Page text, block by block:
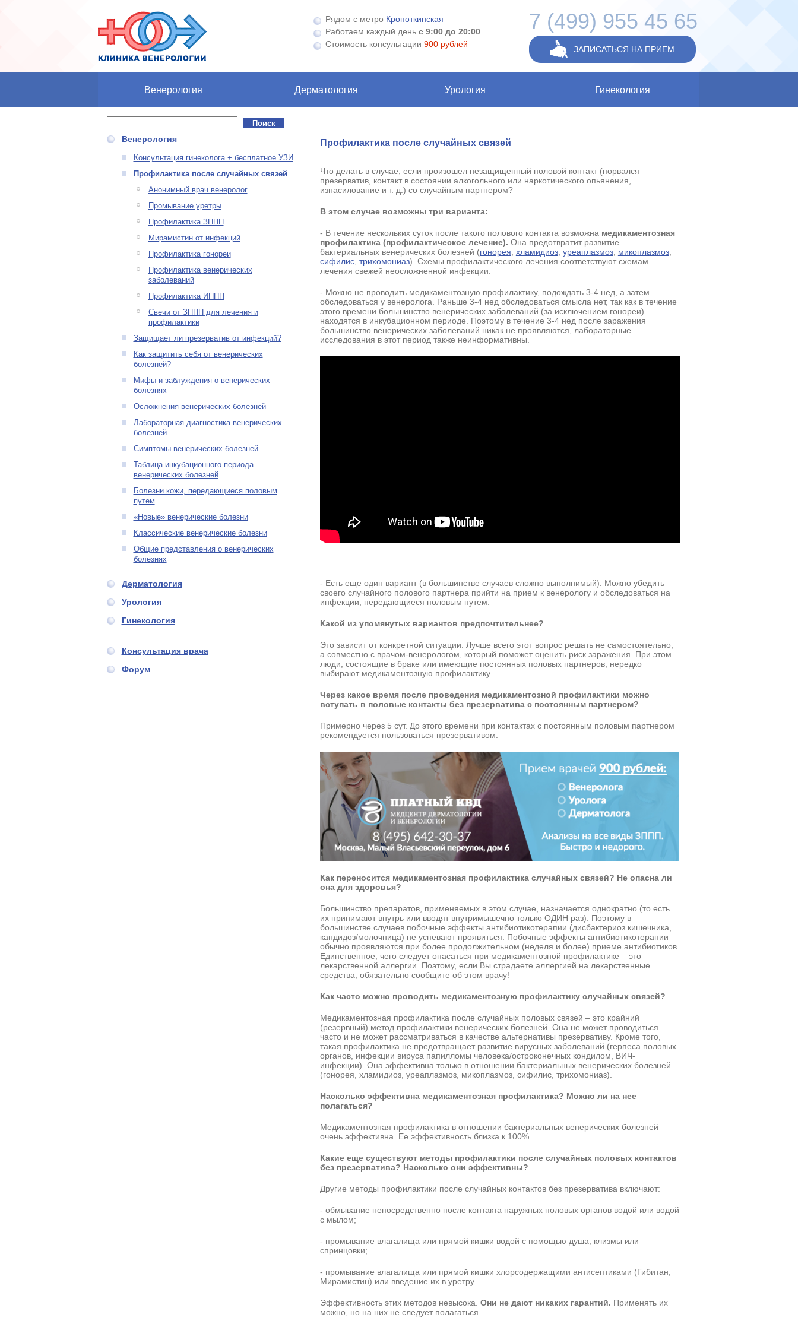
Рядом с метро Кропоткинская
Работаем каждый деньс 9:00 до 20:00
Стоимость консультации900 рублей
7 (499) 955 45 65
ЗАПИСАТЬСЯ НА ПРИЕМ
Венерология Дерматология Урология Гинекология
Форма поиска
Поиск
Венерология
Консультация гинеколога + бесплатное УЗИ
Профилактика после случайных связей
Анонимный врач венеролог
Промывание уретры
Профилактика ЗППП
Мирамистин от инфекций
Профилактика гонореи
Профилактика венерических
заболеваний
Профилактика ИППП
Свечи от ЗППП для лечения и
профилактики
Защищает ли презерватив от инфекций?
Как защитить себя от венерических
болезней?
Мифы и заблуждения о венерических
болезнях
Осложнения венерических болезней
Лабораторная диагностика венерических
болезней
Симптомы венерических болезней
Таблица инкубационного периода
венерических болезней
Болезни кожи, передающиеся половым
путем
«Новые» венерические болезни
Классические венерические болезни
Общие представления о венерических
болезнях
Дерматология
Урология
Гинекология
Консультация врача
Форум
Профилактика после случайных связей
Что делать в случае, если произошел незащищенный половой контакт (порвался
презерватив, контакт в состоянии алкогольного или наркотического опьянения,
изнасилование и т. д.) со случайным партнером?
В этом случае возможны три варианта:
- В течение нескольких суток после такого полового контакта возможна медикаментозная
профилактика (профилактическое лечение). Она предотвратит развитие
бактериальных венерических болезней (гонорея хламидиоз, уреаплазмоз, микоплазмоз,
сифилис, трихомониаз). Схемы профилактического лечения соответствуют схемам
лечения свежей неосложненной инфекции.
- Можно не проводить медикаментозную профилактику, подождать 3-4 нед, а затем
обследоваться у венеролога. Раньше 3-4 нед обследоваться смысла нет, так как в течение
этого времени большинство венерических заболеваний (за исключением гонореи)
находятся в инкубационном периоде. Поэтому в течение 3-4 нед после заражения
большинство венерических заболеваний никак не проявляются, лабораторные
исследования в этот период также неинформативны.
- Есть еще один вариант (в большинстве случаев сложно выполнимый). Можно убедить
своего случайного полового партнера прийти на прием к венерологу и обследоваться на
инфекции, передающиеся половым путем.
Какой из упомянутых вариантов предпочтительнее?
Это зависит от конкретной ситуации. Лучше всего этот вопрос решать не самостоятельно,
а совместно с врачом-венерологом, который поможет оценить риск заражения. При этом
люди, состоящие в браке или имеющие постоянных половых партнеров, нередко
выбирают медикаментозную профилактику.
Через какое время после проведения медикаментозной профилактики можно
вступать в половые контакты без презерватива с постоянным партнером?
Примерно через 5 сут. До этого времени при контактах с постоянным половым партнером
рекомендуется пользоваться презервативом.
Как переносится медикаментозная профилактика случайных связей? Не опасна ли
она для здоровья?
Большинство препаратов, применяемых в этом случае, назначается однократно (то есть
их принимают внутрь или вводят внутримышечно только ОДИН раз). Поэтому в
большинстве случаев побочные эффекты антибиотикотерапии (дисбактериоз кишечника,
кандидоз/молочница) не успевают проявиться. Побочные эффекты антибиотикотерапии
обычно проявляются при более продолжительном (неделя и более) приеме антибиотиков.
Единственное, чего следует опасаться при медикаментозной профилактике – это
лекарственной аллергии. Поэтому, если Вы страдаете аллергией на лекарственные
средства, обязательно сообщите об этом врачу!
Как часто можно проводить медикаментозную профилактику случайных связей?
Медикаментозная профилактика после случайных половых связей – это крайний
(резервный) метод профилактики венерических болезней. Она не может проводиться
часто и не может рассматриваться в качестве альтернативы презервативу. Кроме того,
такая профилактика не предотвращает развитие вирусных заболеваний (герпеса половых
органов, инфекции вируса папилломы человека/остроконечных кондилом, ВИЧ-
инфекции). Она эффективна только в отношении бактериальных венерических болезней
(гонорея, хламидиоз, уреаплазмоз, микоплазмоз, сифилис, трихомониаз).
Насколько эффективна медикаментозная профилактика? Можно ли на нее
полагаться?
Медикаментозная профилактика в отношении бактериальных венерических болезней
очень эффективна. Ее эффективность близка к 100%.
Какие еще существуют методы профилактики после случайных половых контактов
без презерватива? Насколько они эффективны?
Другие методы профилактики после случайных контактов без презерватива включают:
- обмывание непосредственно после контакта наружных половых органов водой или водой
с мылом;
- промывание влагалища или прямой кишки водой с помощью душа, клизмы или
спринцовки;
- промывание влагалища или прямой кишки хлорсодержащими антисептиками (Гибитан,
Мирамистин) или введение их в уретру.
Эффективность этих методов невысока. Они не дают никаких гарантий. Применять их
можно, но на них не следует полагаться.